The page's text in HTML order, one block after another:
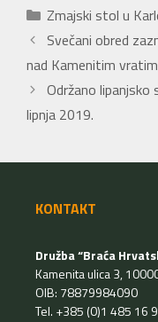
Kategorije
Zmajski stol u
Svečani obred
nad Kamenitim
Održano lipanjsko
lipnja 2019.
KONTAKT
Družba “Braća
Kamenita ulica 3,
OIB: 78879984090
Tel. +385 (0)1 485 16